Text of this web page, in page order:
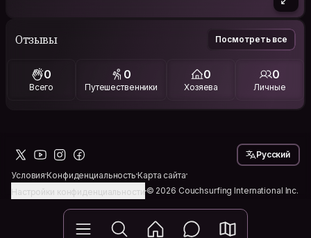
Отзывы Посмотреть все
0
Всего
0
Путешественники
0
Хозяева
0
Личные
УсловияКонфиденциальностьКарта сайта
Настройки конфиденциальности© 2026 Couchsurfing International Inc.
Русский